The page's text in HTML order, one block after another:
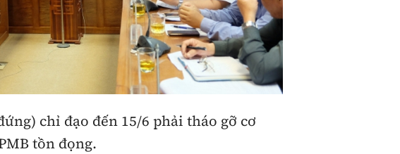
Bình luận
Hậu trường sao
360 độ thể thao
Sản phẩm mới
AI
Tư vấn
Thời sự
chỉ đạo đến 15/6 phải tháo gỡ cơ
tồn đọng.